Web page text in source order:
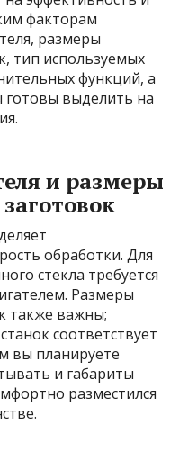
факторам
размеры
тип используемых
функций, а
выделить на
и размеры
обработки. Для
стекла требуется
Размеры
также важны;
соответствует
вы планируете
и габариты
разместился